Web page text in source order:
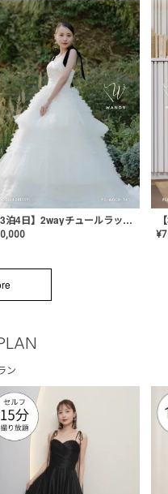
【3泊4日】2wayチュールラッフルドレス〈PD-WDOR-341RTL〉
¥
ン